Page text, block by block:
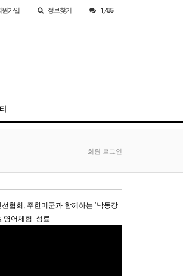
원가입 정보찾기 1,435
회원 로그인
협회, 주한미군과 함께하는 ‘낙동강
영어체험’ 성료